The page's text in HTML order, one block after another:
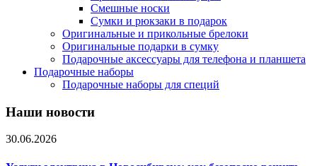
Смешные носки
Сумки и рюкзаки в подарок
Оригинальные и прикольные брелоки
Оригинальные подарки в сумку
Подарочные аксессуары для телефона и планшета
Подарочные наборы
Подарочные наборы для специй
Наши новости
30.06.2026